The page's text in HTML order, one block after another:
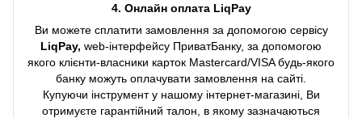
4. Онлайн оплата LiqPay
Ви можете сплатити замовлення за допомогою сервісу
LiqPay, web-інтерфейсу ПриватБанку, за допомогою
якого клієнти-власники карток Mastercard/VISA будь-якого
банку можуть оплачувати замовлення на сайті.
Купуючи інструмент у нашому інтернет-магазині, Ви
отримуєте гарантійний талон, в якому зазначаються